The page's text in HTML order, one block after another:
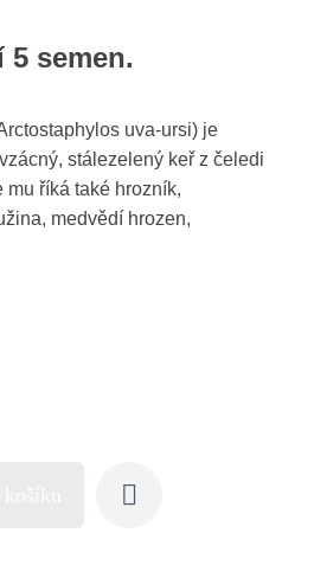
5 semen.
uva-ursi) je
stálezelený keř z čeledi
říká také hrozník,
medvědí hrozen,